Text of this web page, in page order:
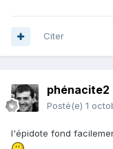
Citer
phénacite2
Posté(e) 1
l'épidote fond